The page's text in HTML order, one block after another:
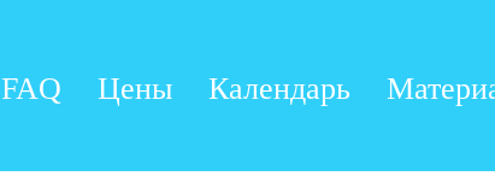
FAQ Цены Календарь